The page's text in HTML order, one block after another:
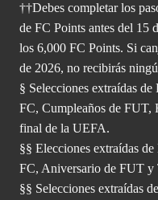
††Debes completar los
de FC Points antes del 15
los 6,000 FC Points. Si
de 2026, no recibirás
§ Selecciones extraídas
FC, Cumpleaños de FUT,
final de la UEFA.
§§ Elecciones extraídas
FC, Aniversario de FUT y
§§ Selecciones extraídas